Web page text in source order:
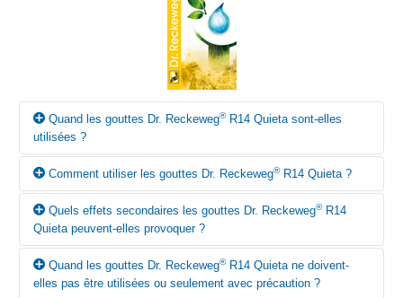
Quand les gouttes Dr. Reckeweg®R14 Quieta sont-elles
utilisées ?
Selon la conception homéopathique, les gouttes Dr. Reckeweg
R14 Quieta peuvent être utilisées en cas d‘insomnie et
d’agitation nerveuse.
Comment utiliser les gouttes Dr. Reckeweg®R14 Quieta ?
Sauf prescription contraire du médecin, prendre 10 à 15 gouttes
dans un peu d’eau 3 fois par jour avant les repas et pour la nuit
20 gouttes dans un peu d’eau. En cas d’insomnies chroniques,
prendre 20 gouttes pour la nuit pendant une assez longue
période de temps. Après amélioration, 10 à 20 gouttes suffisent
Quels effets secondaires les gouttes Dr. Reckeweg®R14
Quieta peuvent-elles provoquer ?
L’emploi approprié du médicament n’a donné lieu à aucun effet
secondaire attesté à ce jour. Si vous remarquez toutefois des
Quand les gouttes Dr. Reckeweg®R14 Quieta ne doivent-
elles pas être utilisées ou seulement avec précaution ?